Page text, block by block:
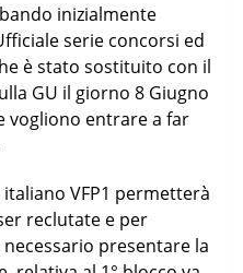
inizialmente
serie concorsi ed
è stato sostituito con il
GU il giorno 8 Giugno
vogliono entrare a far
VFP1 permetterà
reclutate e per
presentare la